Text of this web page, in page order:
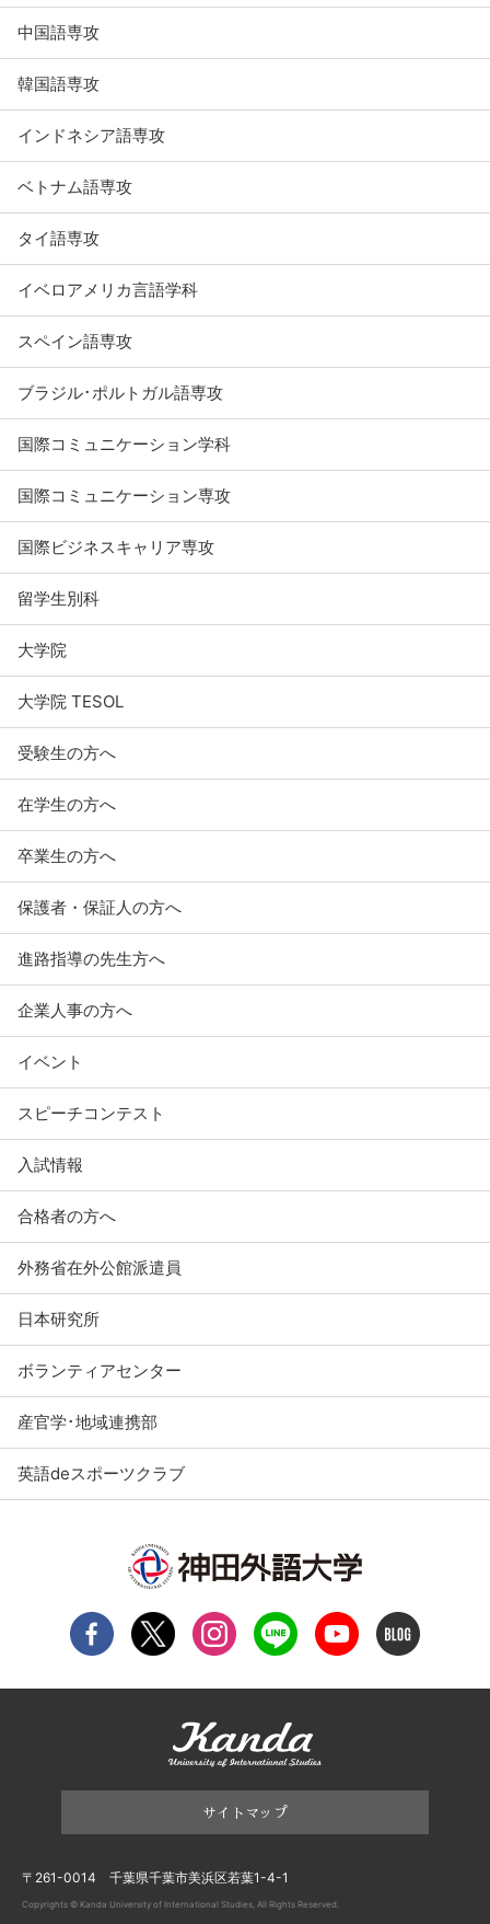
中国語専攻
韓国語専攻
インドネシア語専攻
ベトナム語専攻
タイ語専攻
イベロアメリカ言語学科
スペイン語専攻
ブラジル･ポルトガル語専攻
国際コミュニケーション学科
国際コミュニケーション専攻
国際ビジネスキャリア専攻
留学生別科
大学院
大学院 TESOL
受験生の方へ
在学生の方へ
卒業生の方へ
保護者・保証人の方へ
進路指導の先生方へ
企業人事の方へ
イベント
スピーチコンテスト
入試情報
合格者の方へ
外務省在外公館派遣員
日本研究所
ボランティアセンター
産官学･地域連携部
英語deスポーツクラブ
サイトマップ
〒261-0014 千葉県千葉市美浜区若葉1-4-1
Copyrights © Kanda University of International Studies, All Rights Reserved.